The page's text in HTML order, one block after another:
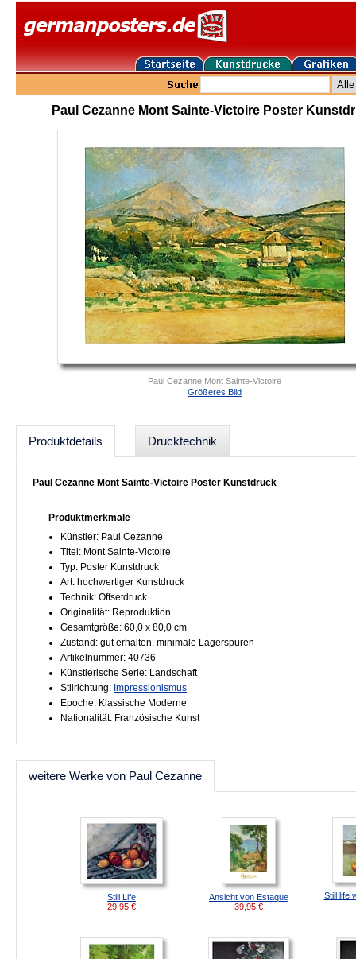
Paul Cezanne Mont Sainte-Victoire Poster
Paul Cezanne Mont Sainte-Victoire
Größeres Bild
Produktdetails Drucktechnik
Paul Cezanne Mont Sainte-Victoire Poster Kunstdruck
Produktmerkmale
Künstler: Paul Cezanne
Titel: Mont Sainte-Victoire
Typ: Poster Kunstdruck
Art: hochwertiger Kunstdruck
Technik: Offsetdruck
Originalität: Reproduktion
Gesamtgröße: 60,0 x 80,0 cm
Zustand: gut erhalten, minimale Lagerspuren
Artikelnummer: 40736
Künstlerische Serie: Landschaft
Stilrichtung: Impressionismus
Epoche: Klassische Moderne
Nationalität: Französische Kunst
weitere Werke von Paul Cezanne
Still Life
29,95 €
Ansicht von Estaque
39,95 €
Still life